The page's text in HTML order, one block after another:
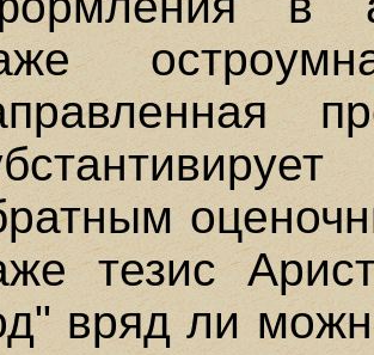
тезис
вряд ли